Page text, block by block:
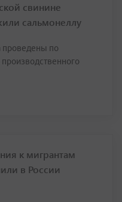
свинине
сальмонеллу
проведены по
к мигрантам
в России